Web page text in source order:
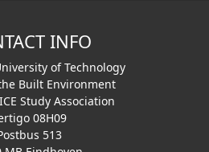
INFO
of Technology
Built Environment
Study Association
08H09
513